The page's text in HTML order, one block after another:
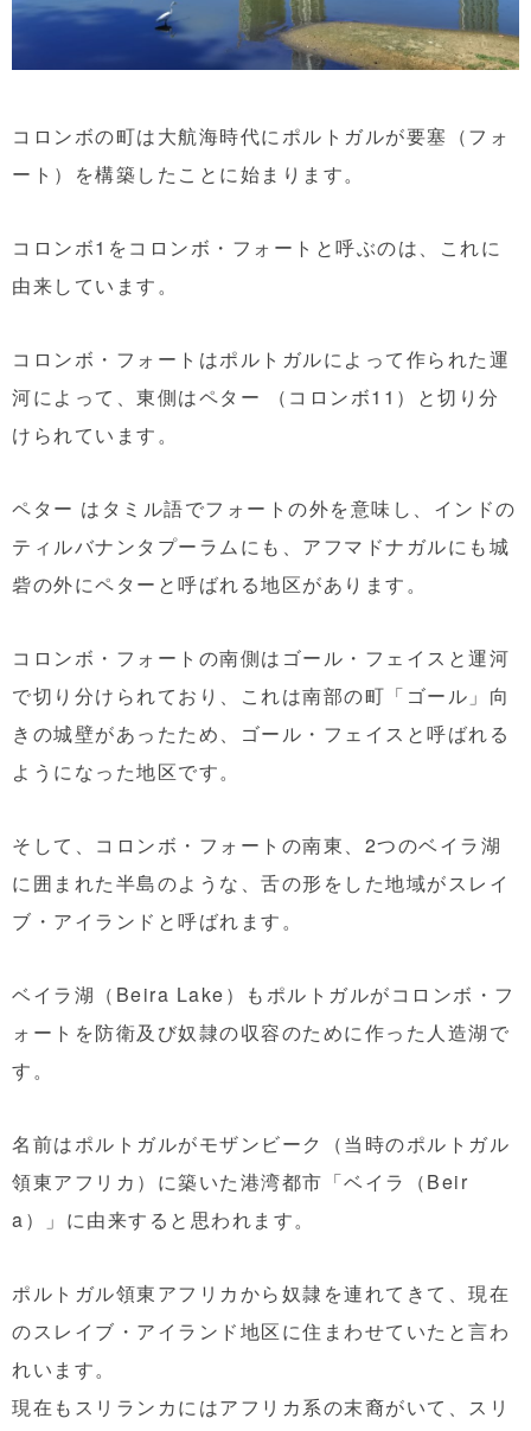
コロンボの町は大航海時代にポルトガルが要塞（フォ
ート）を構築したことに始まります。
コロンボ1をコロンボ・フォートと呼ぶのは、これに
由来しています。
コロンボ・フォートはポルトガルによって作られた運
河によって、東側はペター （コロンボ11）と切り分
けられています。
ペター はタミル語でフォートの外を意味し、インドの
ティルバナンタプーラムにも、アフマドナガルにも城
砦の外にペターと呼ばれる地区があります。
コロンボ・フォートの南側はゴール・フェイスと運河
で切り分けられており、これは南部の町「ゴール」向
きの城壁があったため、ゴール・フェイスと呼ばれる
ようになった地区です。
そして、コロンボ・フォートの南東、2つのベイラ湖
に囲まれた半島のような、舌の形をした地域がスレイ
ブ・アイランドと呼ばれます。
ベイラ湖（Beira Lake）もポルトガルがコロンボ・フ
ォートを防衛及び奴隷の収容のために作った人造湖で
す。
名前はポルトガルがモザンビーク（当時のポルトガル
領東アフリカ）に築いた港湾都市「ベイラ（Beir
a）」に由来すると思われます。
ポルトガル領東アフリカから奴隷を連れてきて、現在
のスレイブ・アイランド地区に住まわせていたと言わ
れいます。
現在もスリランカにはアフリカ系の末裔がいて、スリ